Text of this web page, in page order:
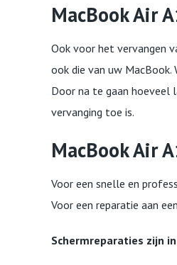
MacBook Air
Ook voor het vervangen
ook die van uw
Door na te gaan hoeveel
vervanging toe is.
MacBook Air
Voor een snelle en
Voor een reparatie aan
Schermreparaties zijn